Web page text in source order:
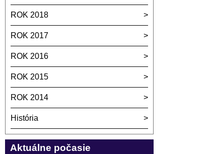
ROK 2018
ROK 2017
ROK 2016
ROK 2015
ROK 2014
História
Aktuálne počasie